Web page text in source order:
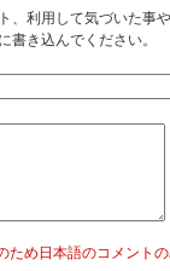
、利用して気づいた事
書き込んでください。
ため日本語のコメント